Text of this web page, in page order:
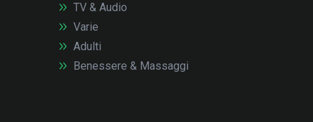
TV & Audio
Varie
Adulti
Benessere & Massaggi